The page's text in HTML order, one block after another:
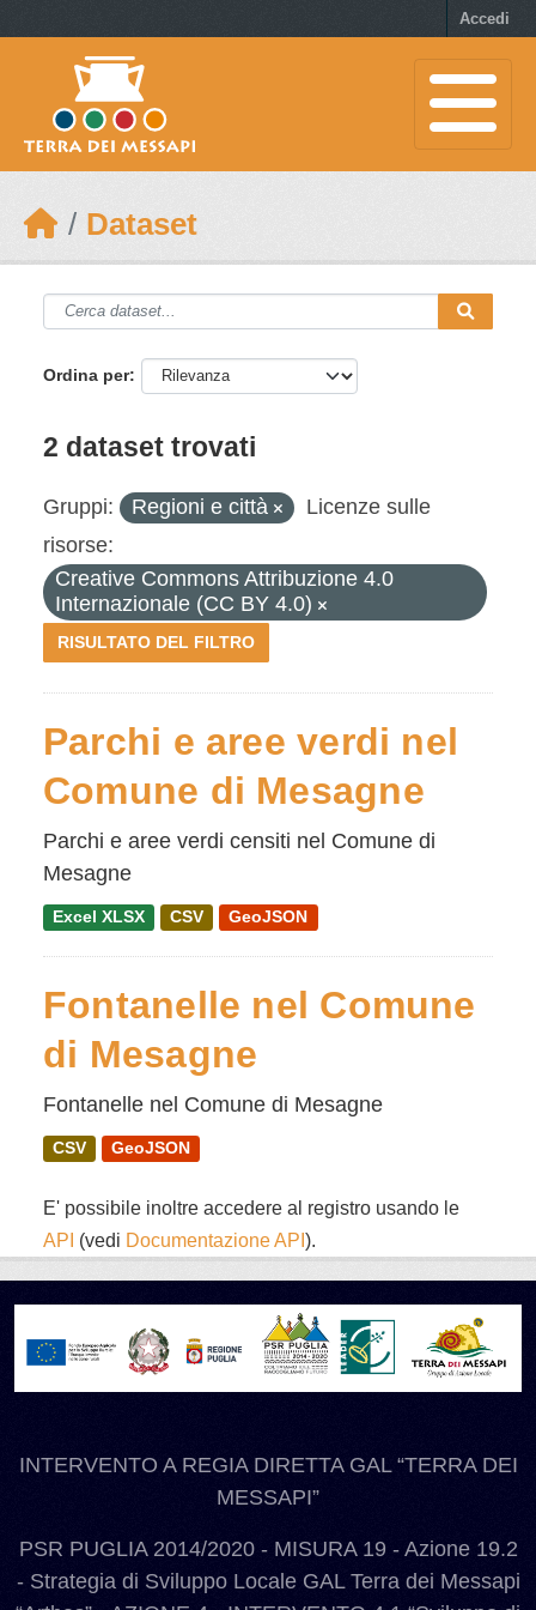
Accedi
Dataset
Ordina per
2 dataset trovati
Gruppi: Regioni e città
Licenze sulle
risorse:
Creative Commons Attribuzione 4.0
Internazionale (CC BY 4.0)
RISULTATO DEL FILTRO
Parchi e aree verdi nel
Comune di Mesagne
Parchi e aree verdi censiti nel Comune di
Mesagne
Excel XLSX CSV GeoJSON
Fontanelle nel Comune
di Mesagne
Fontanelle nel Comune di Mesagne
CSV GeoJSON
E' possibile inoltre accedere al registro usando le
API (vedi Documentazione API ).
INTERVENTO A REGIA DIRETTA GAL “TERRA DEI
MESSAPI”
PSR PUGLIA 2014/2020 - MISURA 19 - Azione 19.2
- Strategia di Sviluppo Locale GAL Terra dei Messapi